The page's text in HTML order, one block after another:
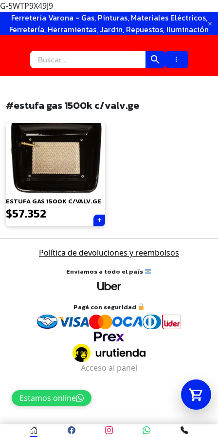
G-5WTP9X49J9
Ferretería Varona - Gas, Pinturas, Materiales Eléctricos,
Ferretería, Herramientas, Jardin, Repuestos, Iluminación
#estufa gas 1500k c/valv.ge
ESTUFA GAS 1500K C/VALV.GE
$57.352
Política de devoluciones y reembolsos
Enviamos a todo el país
Pagá con seguridad
Estamos online
Acceso al panel
Tu carrito está vacío.
automáticamente.